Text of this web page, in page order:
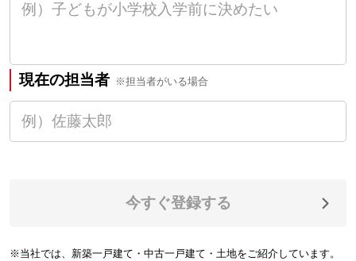
現在の担当者 ※担当者がいる場合
今すぐ登録する
※当社では、新築一戸建て・中古一戸建て・土地をご紹介しています。